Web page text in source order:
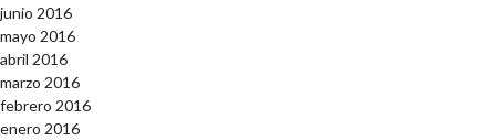
junio 2016
mayo 2016
abril 2016
marzo 2016
febrero 2016
enero 2016